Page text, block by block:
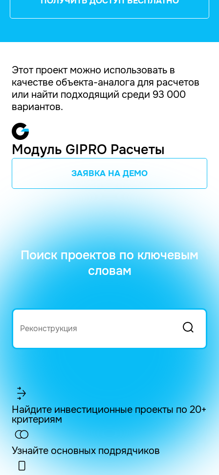
Этот проект можно использовать в
качестве объекта-аналога для расчетов
или найти подходящий среди 93 000
вариантов.
Модуль GIPRO Расчеты
ЗАЯВКА НА ДЕМО
Поиск проектов по ключевым
словам
Найдите инвестиционные проекты по 20+
критериям
Узнайте основных подрядчиков